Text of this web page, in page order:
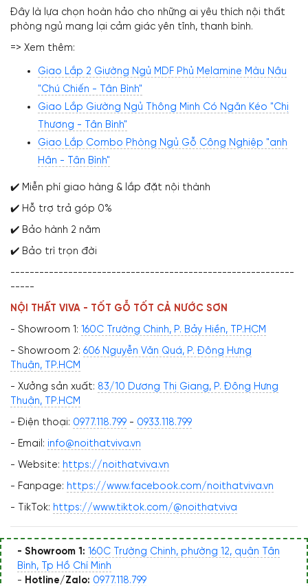
Đây là lựa chọn hoàn hảo cho những ai yêu thích nội thất
phòng ngủ mang lại cảm giác yên tĩnh, thanh bình.
=> Xem thêm:
Giao Lắp 2 Giường Ngủ MDF Phủ Melamine Màu Nâu
"Chú Chiến - Tân Bình"
Giao Lắp Giường Ngủ Thông Minh Có Ngăn Kéo "Chị
Thương - Tân Bình"
Giao Lắp Combo Phòng Ngủ Gỗ Công Nghiệp "anh
Hân - Tân Bình"
✔️ Miễn phí giao hàng & lắp đặt nội thành
✔️ Hỗ trợ trả góp 0%
✔️ Bảo hành 2 năm
✔️ Bảo trì trọn đời
-----------------------------------------------------------
-----
NỘI THẤT VIVA - TỐT GỖ TỐT CẢ NƯỚC SƠN
- Showroom 1: 160C Trường Chinh, P. Bảy Hiền, TP.HCM
- Showroom 2: 606 Nguyễn Văn Quá, P. Đông Hưng
Thuận, TP.HCM
- Xưởng sản xuất: 83/10 Dương Thị Giang, P. Đông Hưng
Thuận, TP.HCM
- Điện thoại: 0977.118.799 - 0933.118.799
- Email: info@noithatviva.vn
- Website: https://noithatviva.vn
- Fanpage: https://www.facebook.com/noithatviva.vn
- TikTok: https://www.tiktok.com/@noithatviva
- Showroom 1: 160C Trường Chinh, phường 12, quận Tân
Bình, Tp Hồ Chí Minh
- Hotline/Zalo: 0977.118.799